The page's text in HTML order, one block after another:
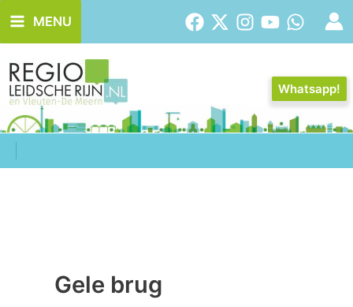
naar
de
inhoud
MENU
Whatsapp!
Gele brug